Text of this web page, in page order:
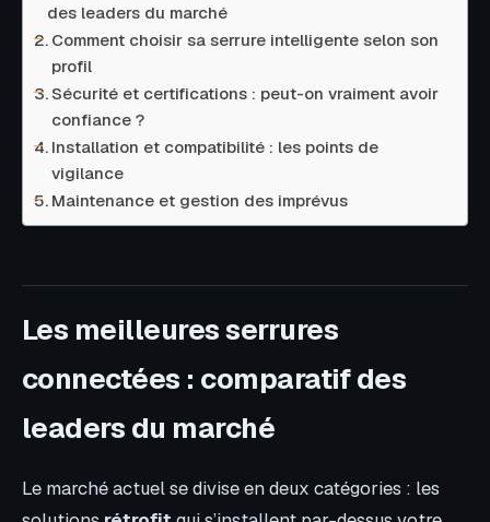
des leaders du marché
Comment choisir sa serrure intelligente selon son
profil
Sécurité et certifications : peut-on vraiment avoir
confiance ?
Installation et compatibilité : les points de
vigilance
Maintenance et gestion des imprévus
Les meilleures serrures
connectées : comparatif des
leaders du marché
Le marché actuel se divise en deux catégories : les